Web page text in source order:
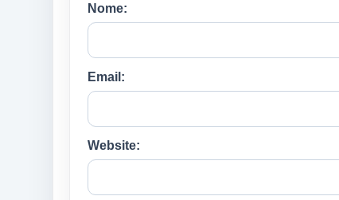
Nome:
Email:
Website: